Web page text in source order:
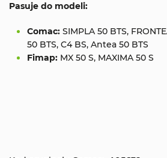
Pasuje do modeli:
Comac: SIMPLA 50 BTS,
50 BTS, C4 BS, Antea 50 BTS
Fimap: MX 50 S, MAXIMA 50 S